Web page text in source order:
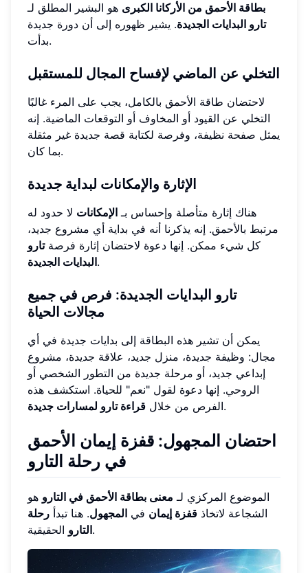
بطاقة الأحمق من الأركانا الكبرى هو البشير المطلق لـ
تارو البدايات الجديدة. يشير ظهوره إلى أن دورة جديدة
بدأت.
التخلي عن الماضي لإفساح المجال للمستقبل
لاحتضان طاقة الأحمق بالكامل، يجب على المرء غالبًا
التخلي عن القيود أو المخاوف أو التوقعات الماضية. إنه
يمثل صفحة نظيفة، وفرصة لكتابة قصة جديدة غير مثقلة
بما كان.
الإثارة والإمكانات لبداية جديدة
هناك إثارة متأصلة وإحساس بـ الإمكانات لا حدود له
مرتبط بالأحمق. إنه يذكرنا أنه في بداية أي مشروع جديد،
كل شيء ممكن. إنها دعوة لاحتضان إثارة فرصةتارو
البدايات الجديدة.
تارو البدايات الجديدة: فرص في جميع
مجالات الحياة
يمكن أن تشير هذه البطاقة إلى بدايات جديدة في أي
مجال: وظيفة جديدة، منزل جديد، علاقة جديدة، مشروع
إبداعي جديد، أو مرحلة جديدة من التطور الشخصي أو
الروحي. إنها دعوة لقول "نعم" للحياة. استكشف هذه
الفرص من خلال قراءة تارو لمسارات جديدة .
احتضان المجهول: قفزة إيمان الأحمق
في رحلة التارو
الموضوع المركزي لـ معنى بطاقة الأحمق في التارو هو
الشجاعة لاتخاذ قفزة إيمان في المجهول. هنا تبدأ رحلة
التاروالحقيقية.